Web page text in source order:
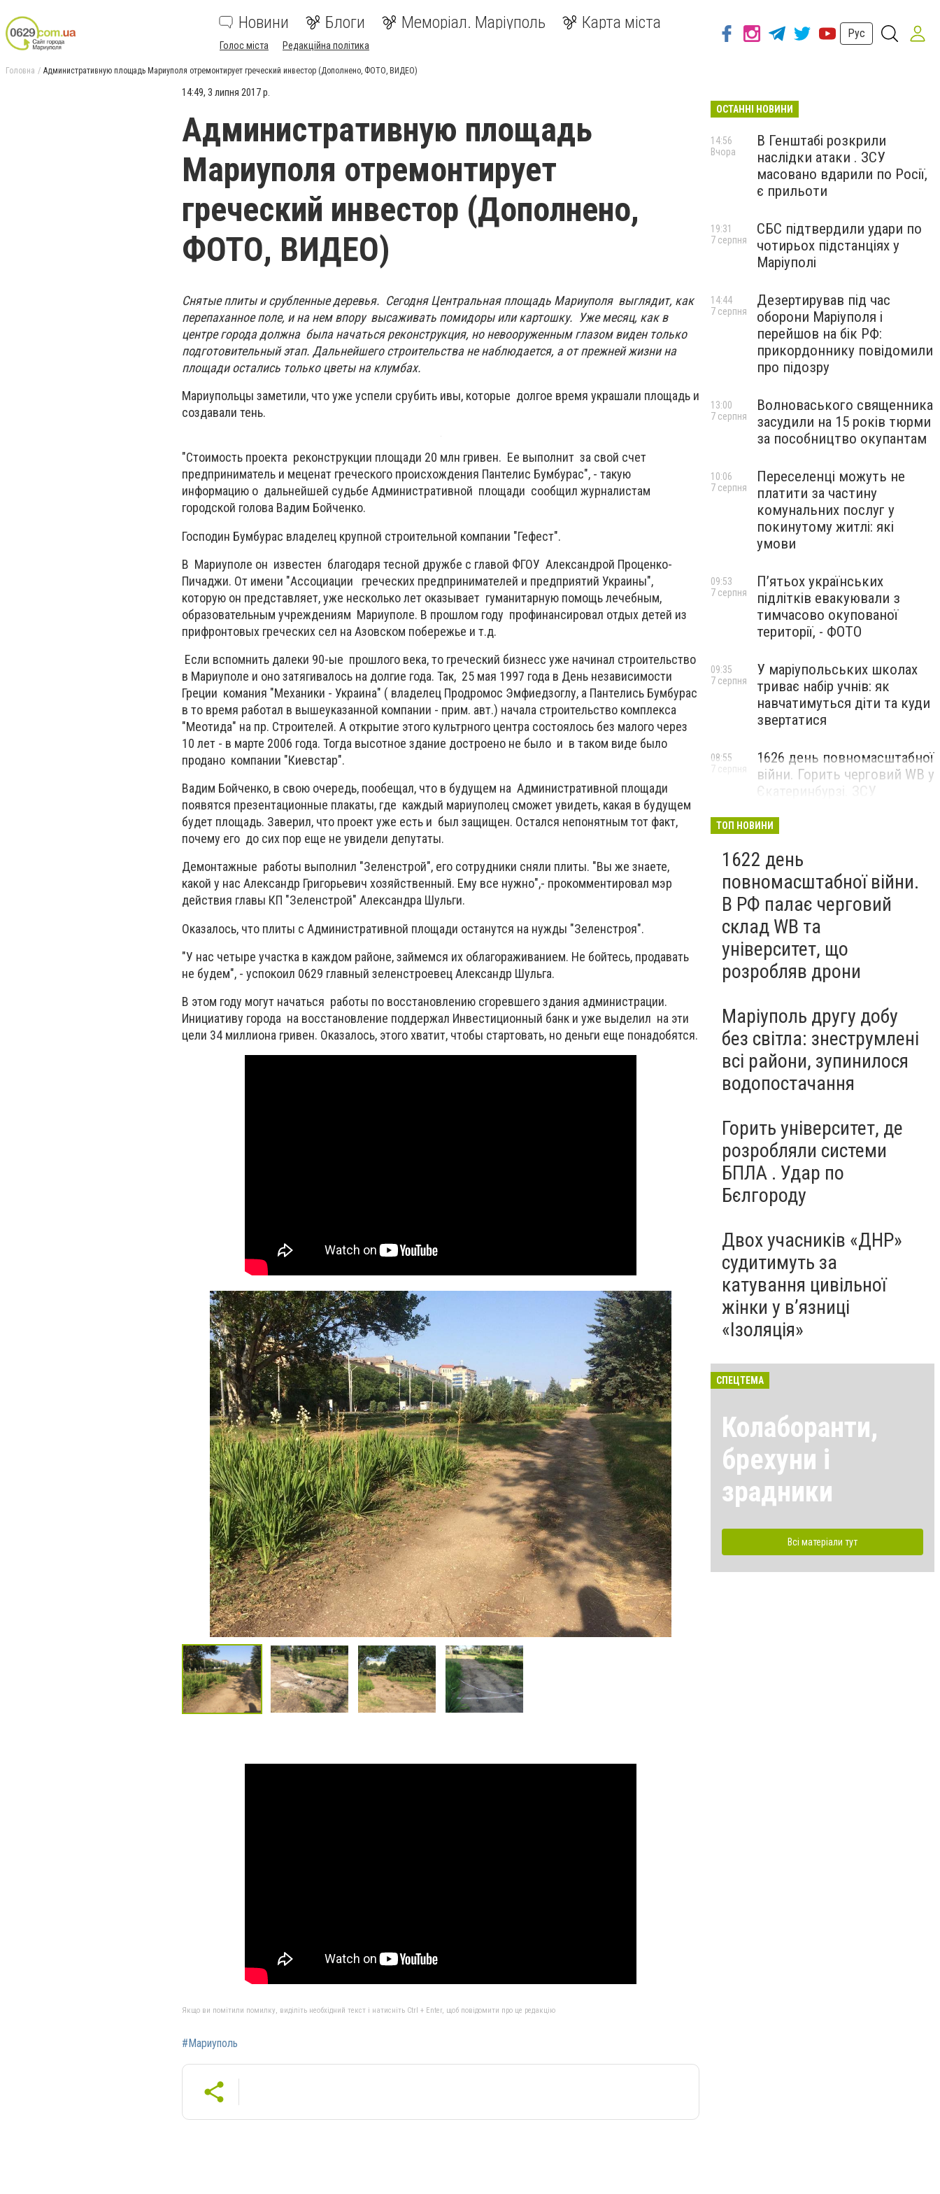
Новини Блоги Меморіал. Маріуполь Карта міста
Голос міста Редакційна політика
Рус
Головна Административную площадь Мариуполя отремонтирует греческий инвестор (Дополнено, ФОТО, ВИДЕО)
14:49, 3 липня 2017 р.
Административную площадь
Мариуполя отремонтирует
греческий инвестор (Дополнено,
ФОТО, ВИДЕО)
Снятые плиты и срубленные деревья. Сегодня Центральная площадь Мариуполя выглядит, как
перепаханное поле, и на нем впору высаживать помидоры или картошку. Уже месяц, как в
центре города должна была начаться реконструкция, но невооруженным глазом виден только
подготовительный этап. Дальнейшего строительства не наблюдается, а от прежней жизни на
площади остались только цветы на клумбах.
Мариупольцы заметили, что уже успели срубить ивы, которые долгое время украшали площадь и
создавали тень.
"Стоимость проекта реконструкции площади 20 млн гривен. Ее выполнит за свой счет
предприниматель и меценат греческого происхождения Пантелис Бумбурас", - такую
информацию о дальнейшей судьбе Административной площади сообщил журналистам
городской голова Вадим Бойченко.
Господин Бумбурас владелец крупной строительной компании "Гефест".
В Мариуполе он известен благодаря тесной дружбе с главой ФГОУ Александрой Проценко-
Пичаджи. От имени "Ассоциации греческих предпринимателей и предприятий Украины",
которую он представляет, уже несколько лет оказывает гуманитарную помощь лечебным,
образовательным учреждениям Мариуполе. В прошлом году профинансировал отдых детей из
прифронтовых греческих сел на Азовском побережье и т.д.
Если вспомнить далеки 90-ые прошлого века, то греческий бизнесс уже начинал строительство
в Мариуполе и оно затягивалось на долгие года. Так, 25 мая 1997 года в День независимости
Греции комания "Механики - Украина" ( владелец Продромос Эмфиедзоглу, а Пантелись Бумбурас
в то время работал в вышеуказанной компании - прим. авт.) начала строительство комплекса
"Меотида" на пр. Строителей. А открытие этого культрного центра состоялось без малого через
10 лет - в марте 2006 года. Тогда высотное здание достроено не было и в таком виде было
продано компании "Киевстар".
Вадим Бойченко, в свою очередь, пообещал, что в будущем на Административной площади
появятся презентационные плакаты, где каждый мариуполец сможет увидеть, какая в будущем
будет площадь. Заверил, что проект уже есть и был защищен. Остался непонятным тот факт,
почему его до сих пор еще не увидели депутаты.
Демонтажные работы выполнил "Зеленстрой", его сотрудники сняли плиты. "Вы же знаете,
какой у нас Александр Григорьевич хозяйственный. Ему все нужно",- прокомментировал мэр
действия главы КП "Зеленстрой" Александра Шульги.
Оказалось, что плиты с Административной площади останутся на нужды "Зеленстроя".
"У нас четыре участка в каждом районе, займемся их облагораживанием. Не бойтесь, продавать
не будем", - успокоил 0629 главный зеленстроевец Александр Шульга.
В этом году могут начаться работы по восстановлению сгоревшего здания администрации.
Инициативу города на восстановление поддержал Инвестиционный банк и уже выделил на эти
цели 34 миллиона гривен. Оказалось, этого хватит, чтобы стартовать, но деньги еще понадобятся.
Якщо ви помітили помилку, виділіть необхідний текст і натисніть Ctrl + Enter, щоб повідомити про це редакцію
#Мариуполь
ОСТАННІ НОВИНИ
В Генштабі розкрили
наслідки атаки . ЗСУ
масовано вдарили по Росії,
є прильоти
14:56
Вчора
СБС підтвердили удари по
чотирьох підстанціях у
Маріуполі
19:31
7 серпня
Дезертирував під час
оборони Маріуполя і
перейшов на бік РФ:
прикордоннику повідомили
про підозру
14:44
7 серпня
Волноваського священника
засудили на 15 років тюрми
за пособництво окупантам
13:00
7 серпня
Переселенці можуть не
платити за частину
комунальних послуг у
покинутому житлі: які
умови
10:06
7 серпня
П’ятьох українських
підлітків евакуювали з
тимчасово окупованої
території, - ФОТО
09:53
7 серпня
У маріупольських школах
триває набір учнів: як
навчатимуться діти та куди
звертатися
09:35
7 серпня
1626 день повномасштабної
війни. Горить черговий WB у
Єкатеринбурзі. ЗСУ
Маріуполі
08:55
7 серпня
ТОП НОВИНИ
1622 день
повномасштабної війни.
В РФ палає черговий
склад WB та
університет, що
розробляв дрони
Маріуполь другу добу
без світла: знеструмлені
всі райони, зупинилося
водопостачання
Горить університет, де
розробляли системи
БПЛА . Удар по
Бєлгороду
Двох учасників «ДНР»
судитимуть за
катування цивільної
жінки у в’язниці
«Ізоляція»
СПЕЦТЕМА
Колаборанти,
брехуни і
зрадники
Всі матеріали тут